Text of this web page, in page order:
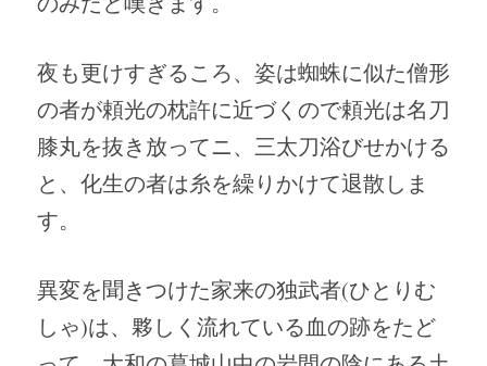
夜も更けすぎるころ、姿は蜘蛛に似た僧形
の者が頼光の枕許に近づくので頼光は名刀
膝丸を抜き放ってニ、三太刀浴びせかける
と、化生の者は糸を繰りかけて退散しま
す。
異変を聞きつけた家来の独武者(ひとりむ
しゃ)は、夥しく流れている血の跡をたど